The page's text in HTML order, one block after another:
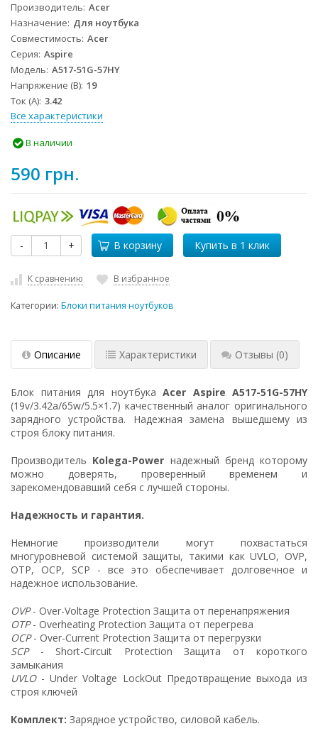
Производитель Acer
Назначение Для ноутбука
Совместимость Acer
Серия Aspire
Модель A517-51G-57HY
Напряжение (В) 19
Ток (А) 3.42
Все характеристики
В наличии
590 грн.
- + В корзину
К сравнению В избранное
Категории: Блоки питания ноутбуков
Описание Характеристики Отзывы (0)
Блок питания для ноутбука Acer Aspire A517-51G-57HY
(19v/3.42a/65w/5.5×1.7) качественный аналог оригинального
зарядного устройства. Надежная замена вышедшему из
строя блоку питания.
Производитель Kolega-Power надежный бренд которому
можно доверять, проверенный временем и
зарекомендовавший себя с лучшей стороны.
Надежность и гарантия.
Немногие производители могут похвастаться
многуровневой системой защиты, такими как UVLO, OVP,
OTP, OCP, SCP - все это обеспечивает долговечное и
надежное использование.
OVP- Over-Voltage Protection Защита от перенапряжения
OTP- Overheating Protection Защита от перегрева
OCP- Over-Current Protection Защита от перегрузки
SCP- Short-Circuit Protection Защита от короткого
замыкания
UVLO- Under Voltage LockOut Предотвращение выхода из
строя ключей
Комплект: Зарядное устройство, силовой кабель.